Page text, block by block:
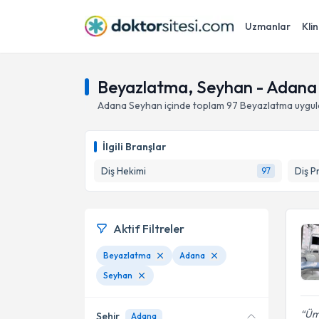
Uzmanlar
Beyazlatma, Seyhan - Adana
Adana Seyhan içinde toplam 97 Beyazlatma
İlgili Branşlar
Diş Hekimi
97 Diş
Aktif Filtreler
Beyazlatma
Adana
Seyhan
Şehir Adana